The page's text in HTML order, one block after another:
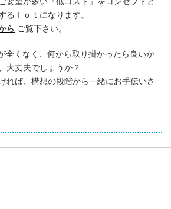
るＩｏｔになります。
ら ご覧下さい。
全くなく、何から取り掛かったら良いか
大丈夫でしょうか？
れば、構想の段階から一緒にお手伝いさ